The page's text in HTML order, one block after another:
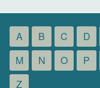
A B C D
M
N O P
Z